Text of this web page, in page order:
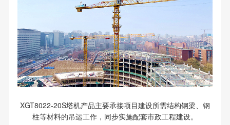
XGT8022-20S塔机产品主要承接项目建设所需结构钢梁、钢
柱等材料的吊运工作，同步实施配套市政工程建设。